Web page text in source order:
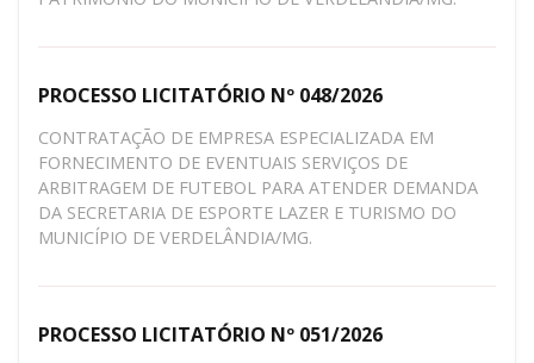
PROCESSO LICITATÓRIO Nº 048/2026
CONTRATAÇÃO DE EMPRESA ESPECIALIZADA EM
FORNECIMENTO DE EVENTUAIS SERVIÇOS DE
ARBITRAGEM DE FUTEBOL PARA ATENDER DEMANDA
DA SECRETARIA DE ESPORTE LAZER E TURISMO DO
MUNICÍPIO DE VERDELÂNDIA/MG.
PROCESSO LICITATÓRIO Nº 051/2026